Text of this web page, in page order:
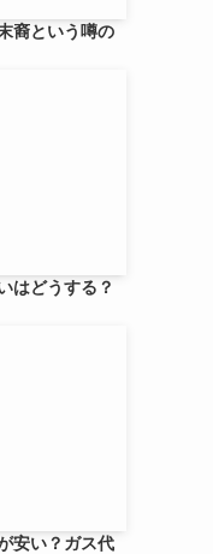
裔という噂の
はどうする？
安い？ガス代